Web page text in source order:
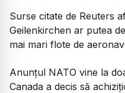
Surse citate de Reuters
Geilenkirchen ar putea
mai mari flote de
Anunțul NATO vine la
Canada a decis să